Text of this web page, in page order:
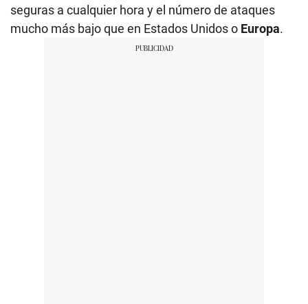
seguras a cualquier hora y el número de ataques
mucho más bajo que en Estados Unidos o Europa.